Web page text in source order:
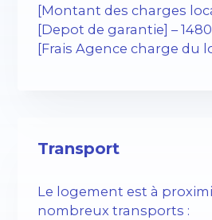
[Montant des charges
[Depot de garantie] –
[Frais Agence charge du
Transport
Le logement est à
nombreux transports :